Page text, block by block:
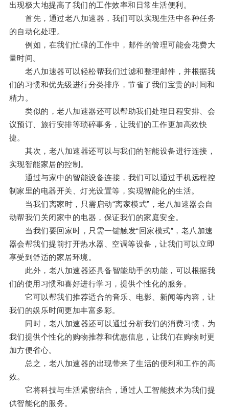
出现极大地提高了我们的工作效率和日常生活便利。
首先，通过老八加速器，我们可以实现生活中各种任务
的自动化处理。
例如，在我们忙碌的工作中，邮件的管理可能会花费大
量时间。
老八加速器可以轻松帮我们过滤和整理邮件，并根据我
们的习惯和优先级进行分类排序，节省了我们宝贵的时间和
精力。
类似的，老八加速器还可以帮助我们处理日程安排、会
议预订、旅行安排等琐碎事务，让我们的工作更加高效快
捷。
其次，老八加速器还可以与我们的智能设备进行连接，
实现智能家居的控制。
通过与家中的智能设备连接，我们可以通过手机远程控
制家里的电器开关、灯光设置等，实现智能化的生活。
当我们离家时，只需启动“离家模式”，老八加速器会自
动帮我们关闭家中的电器，保证我们的家庭安全。
当我们要回家时，只需一键触发“回家模式”，老八加速
器会帮我们提前打开热水器、空调等设备，让我们可以立即
享受到舒适的家居环境。
此外，老八加速器还具备智能助手的功能，可以根据我
们的使用习惯和喜好进行学习，提供个性化的服务。
它可以帮我们推荐适合的音乐、电影、新闻等内容，让
我们的娱乐时间更加丰富多彩。
同时，老八加速器还可以通过分析我们的消费习惯，为
我们提供个性化的购物推荐和优惠信息，让我们在购物时更
加方便省心。
总之，老八加速器的出现带来了生活的便利和工作的高
效。
它将科技与生活紧密结合，通过人工智能技术为我们提
供智能化的服务。